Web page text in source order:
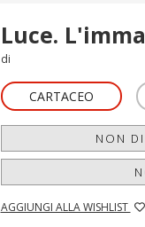
Luce.
di
CARTACEO
NON
AGGIUNGI ALLA WISHLIST